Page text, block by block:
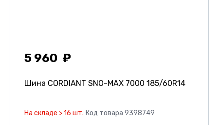
5 960
Шина CORDIANT SNO-MAX 7000 185/60R14
На складе > 16 шт. Код товара 9398749